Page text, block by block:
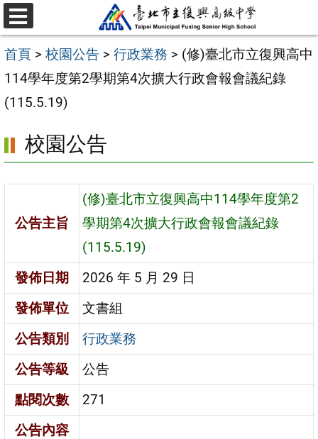
跳
至
主
要
內
區
選
單
首頁 > 校園公告 > 行政業務 > (修)臺北市立復興高中
114學年度第2學期第4次擴大行政會報會議紀錄
(115.5.19)
校園公告
公告主旨
(修)臺北市立復興高中114學年度第2
學期第4次擴大行政會報會議紀錄
(115.5.19)
發佈日期
2026 年 5 月 29 日
發佈單位
文書組
公告類別
行政業務
公告等級
公告
點閱次數
271
公告內容